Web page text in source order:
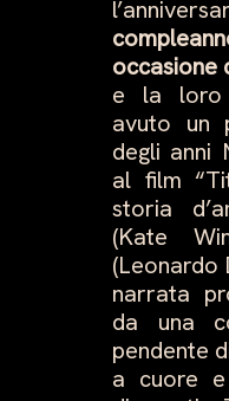
occasione
e la loro
avuto un
degli anni
al film
storia
(Kate
(Leonardo
narrata
da una
pendente
a cuore